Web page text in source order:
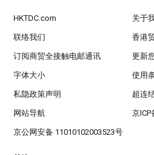
HKTDC.com 关于
联络我们 香港
订阅商贸全接触电邮通讯 更新
字体大小 使用
私隐政策声明 超连
网站导航 京ICP
京公网安备 11010102003523号